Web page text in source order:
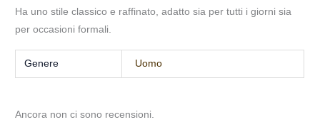
Ha uno stile classico e raffinato, adatto sia per tutti i giorni sia
per occasioni formali.
Genere Uomo
Ancora non ci sono recensioni.